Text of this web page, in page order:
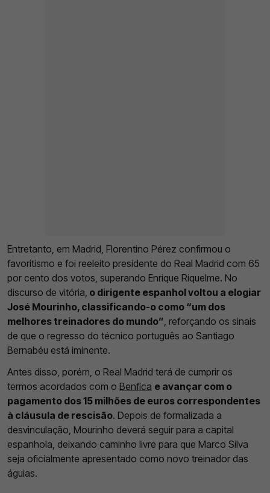
Entretanto, em Madrid, Florentino Pérez confirmou o
favoritismo e foi reeleito presidente do Real Madrid com 65
por cento dos votos, superando Enrique Riquelme. No
discurso de vitória, o dirigente espanhol voltou a elogiar
José Mourinho, classificando-o como “um dos
melhores treinadores do mundo”, reforçando os sinais
de que o regresso do técnico português ao Santiago
Bernabéu está iminente.
Antes disso, porém, o Real Madrid terá de cumprir os
termos acordados com o Benfica e avançar com o
pagamento dos 15 milhões de euros correspondentes
à cláusula de rescisão. Depois de formalizada a
desvinculação, Mourinho deverá seguir para a capital
espanhola, deixando caminho livre para que Marco Silva
seja oficialmente apresentado como novo treinador das
águias.